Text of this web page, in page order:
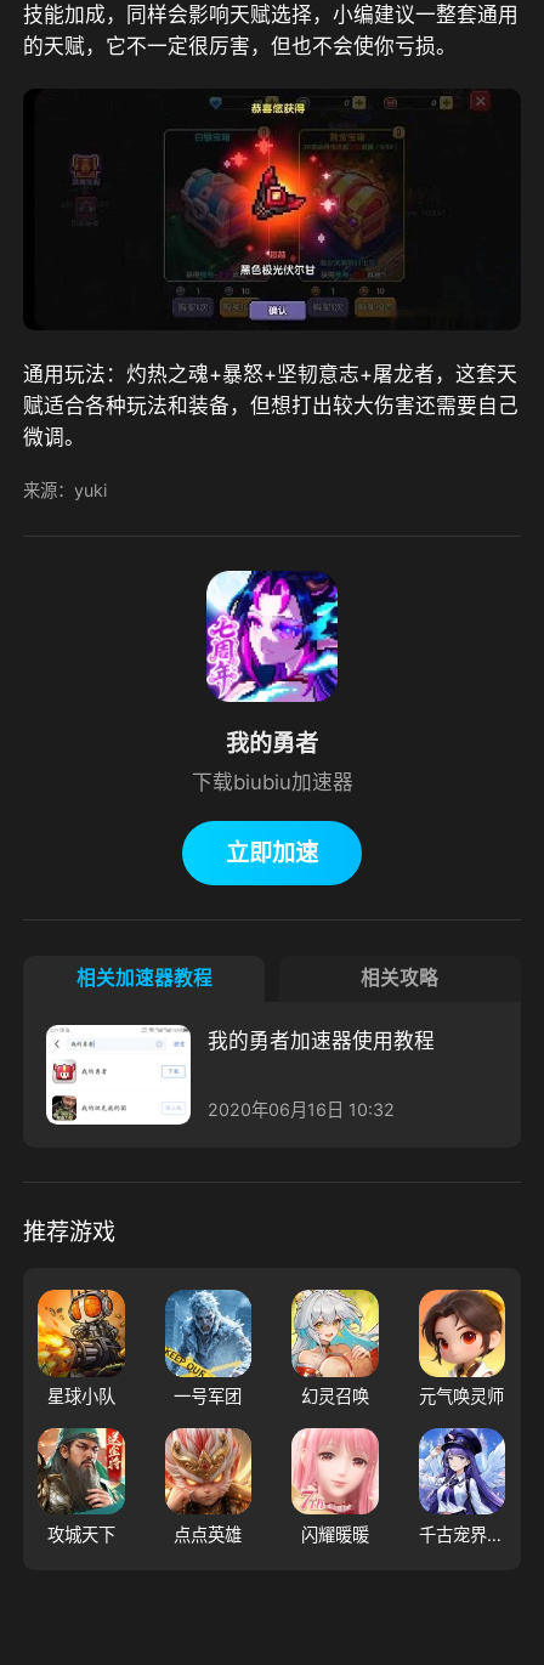
技能加成，同样会影响天赋选择，小编建议一整套通用
的天赋，它不一定很厉害，但也不会使你亏损。
通用玩法：灼热之魂+暴怒+坚韧意志+屠龙者，这套天
赋适合各种玩法和装备，但想打出较大伤害还需要自己
微调。
来源：yuki
我的勇者
下载biubiu加速器
立即加速
相关加速器教程 相关攻略
我的勇者加速器使用教程
2020年06月16日 10:32
推荐游戏
星球小队 一号军团 幻灵召唤 元气唤灵师
攻城天下 点点英雄 闪耀暖暖 千古宠界游戏软件V1.0